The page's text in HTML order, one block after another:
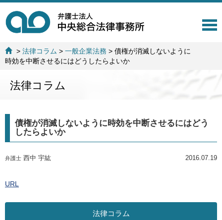
T
t
o
>法律コラム >一般企業法務 >債権が消滅しないように
時効を中断させるにはどうしたらよいか
法律コラム
債権が消滅しないように時効を中断させるにはどう
したらよいか
弁護士 西中 宇紘 2016.07.19
URL
法律コラム